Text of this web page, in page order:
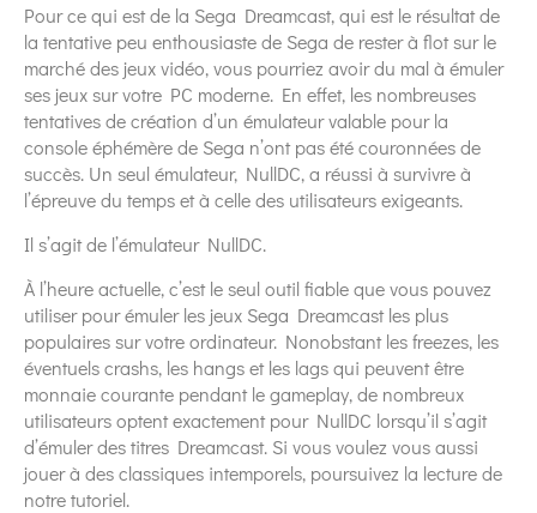
Pour ce qui est de la Sega Dreamcast, qui est le résultat de
la tentative peu enthousiaste de Sega de rester à flot sur le
marché des jeux vidéo, vous pourriez avoir du mal à émuler
ses jeux sur votre PC moderne. En effet, les nombreuses
tentatives de création d’un émulateur valable pour la
console éphémère de Sega n’ont pas été couronnées de
succès. Un seul émulateur, NullDC, a réussi à survivre à
l’épreuve du temps et à celle des utilisateurs exigeants.
Il s’agit de l’émulateur NullDC.
À l’heure actuelle, c’est le seul outil fiable que vous pouvez
utiliser pour émuler les jeux Sega Dreamcast les plus
populaires sur votre ordinateur. Nonobstant les freezes, les
éventuels crashs, les hangs et les lags qui peuvent être
monnaie courante pendant le gameplay, de nombreux
utilisateurs optent exactement pour NullDC lorsqu’il s’agit
d’émuler des titres Dreamcast. Si vous voulez vous aussi
jouer à des classiques intemporels, poursuivez la lecture de
notre tutoriel.